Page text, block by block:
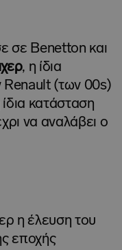
σε Benetton και
, η ίδια
Renault (των 00s)
κατάσταση
να αναλάβει ο
η έλευση του
εποχής